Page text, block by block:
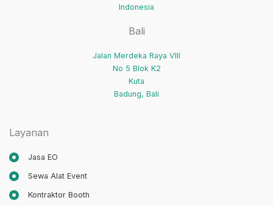
Indonesia
Bali
Jalan Merdeka Raya VIII
No 5 Blok K2
Kuta
Badung, Bali
Layanan
Jasa EO
Sewa Alat Event
Kontraktor Booth